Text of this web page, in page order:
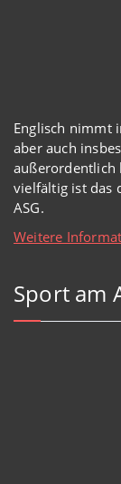
Englisch nimmt
aber auch
außerordentlich
vielfältig ist das
ASG.
Weitere
Sport am